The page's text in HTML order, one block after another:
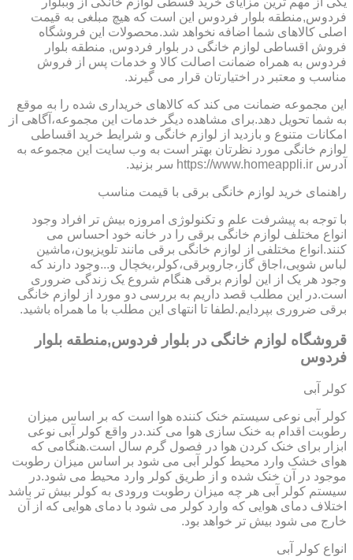
فردوس,منطقه بلوار فردوس این است که هیچ مبلغی به قیمت
اصلی کالاهای شما اضافه نخواهد شد.محصولات این فروشگاه
فروش اقساطی لوازم خانگی در بلوار فردوس, منطقه بلوار
فردوس به همراه ضمانت اصالت کالا و خدمات پس از فروش
مناسب و معتبر در اختیارتان قرار می گیرند.
این مجموعه ضمانت می کند که کالاهای خریداری شده را به موقع
به شما تحویل دهد.برای مشاهده دیگر خدمات این مجموعه،آگاهی از
امکانات متنوع و بازدید از لوازم خانگی و شرایط خرید اقساطی
لوازم خانگی مورد نظرتان بهتر است به وب سایت این مجموعه به
آدرس https://www.homeappli.ir سر بزنید.
راهنمای خرید لوازم خانگی برقی با قیمت مناسب
با توجه به پیشرفت علم و تکنولوژی امروزه بیش تر افراد وجود
انواع مختلف لوازم خانگی برقی را در خانه خود احساس می
کنند.انواع مختلفی از لوازم خانگی برقی مانند تلویزیون،ماشین
لباس شویی،اجاق گاز،جاروبرقی،کولر،یخچال و...وجود دارند که
وجود هر یک از این لوازم برقی هنگام شروع یک زندگی ضروری
است.در این مطلب قصد داریم به بررسی دو مورد از لوازم خانگی
برقی ضروری بپردایم.لطفا تا انتهای این مطلب با ما همراه باشید.
قروشگاه لوازم خانگی در بلوار فردوس,منطقه بلوار
فردوس
کولر آبی
کولر آبی نوعی سیستم خنک کننده هوا است که بر اساس میزان
رطوبت اقدام به خنک سازی هوا می کند.در واقع کولر آبی نوعی
ابزار برای خنک کردن هوا در فصول گرم سال است.هنگامی که
هوای خشک وارد محیط کولر آبی می شود بر اساس میزان رطوبت
موجود در آن خنک شده و از طریق کولر وارد محیط می شود.در
سیستم کولر آبی هر چه میزان رطوبت ورودی به کولر بیش تر باشد
اختلاف دمای هوایی که وارد کولر می شود با دمای هوایی که از آن
خارج می شود بیش تر خواهد بود.
انواع کولر آبی